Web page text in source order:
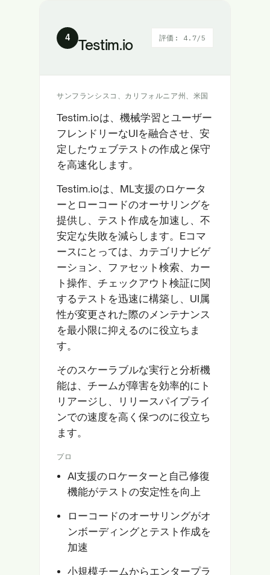
4 Testim.io 評価: 4.7/5
サンフランシスコ、カリフォルニア州、米国
Testim.ioは、機械学習とユーザー
フレンドリーなUIを融合させ、安
定したウェブテストの作成と保守
を高速化します。
Testim.ioは、ML支援のロケータ
ーとローコードのオーサリングを
提供し、テスト作成を加速し、不
安定な失敗を減らします。Eコマ
ースにとっては、カテゴリナビゲ
ーション、ファセット検索、カー
ト操作、チェックアウト検証に関
するテストを迅速に構築し、UI属
性が変更された際のメンテナンス
を最小限に抑えるのに役立ちま
す。
そのスケーラブルな実行と分析機
能は、チームが障害を効率的にト
リアージし、リリースパイプライ
ンでの速度を高く保つのに役立ち
ます。
プロ
AI支援のロケーターと自己修復
機能がテストの安定性を向上
ローコードのオーサリングがオ
ンボーディングとテスト作成を
加速
小規模チームからエンタープラ